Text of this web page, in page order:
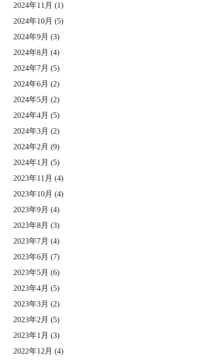
2024年11月 (1)
2024年10月 (5)
2024年9月 (3)
2024年8月 (4)
2024年7月 (5)
2024年6月 (2)
2024年5月 (2)
2024年4月 (5)
2024年3月 (2)
2024年2月 (9)
2024年1月 (5)
2023年11月 (4)
2023年10月 (4)
2023年9月 (4)
2023年8月 (3)
2023年7月 (4)
2023年6月 (7)
2023年5月 (6)
2023年4月 (5)
2023年3月 (2)
2023年2月 (5)
2023年1月 (3)
2022年12月 (4)